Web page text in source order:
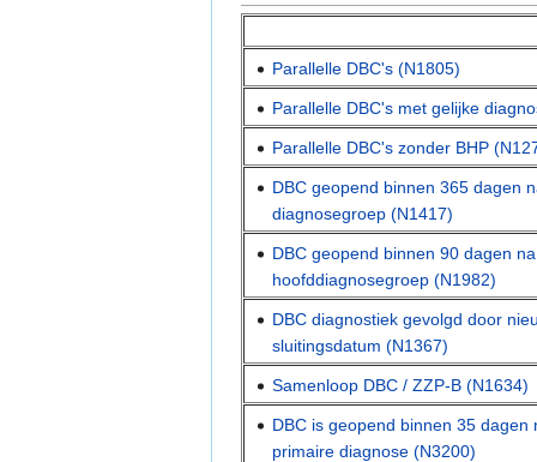
Parallelle DBC's (N1805)
Parallelle DBC's met gelijke
Parallelle DBC's zonder BHP
DBC geopend binnen 365 dagen
diagnosegroep (N1417)
DBC geopend binnen 90 dagen
hoofddiagnosegroep (N1982)
DBC diagnostiek gevolgd door
sluitingsdatum (N1367)
Samenloop DBC / ZZP-B (N1634)
DBC is geopend binnen 35
primaire diagnose (N3200)